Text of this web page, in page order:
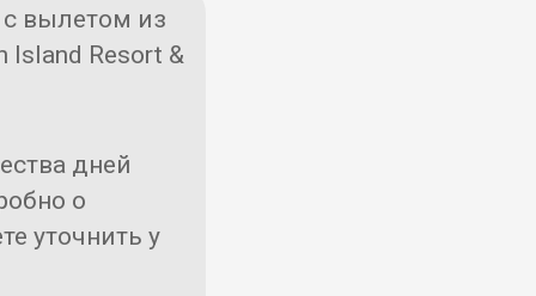
с вылетом из
Island Resort &
дней
о
уточнить у